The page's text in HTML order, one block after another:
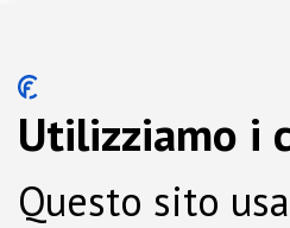
Utilizziamo i
Questo sito